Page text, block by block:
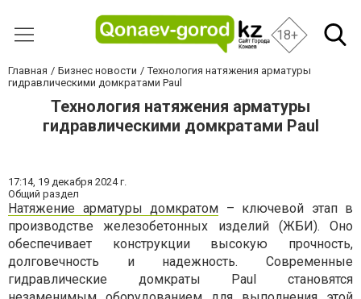
18+
Главная Бизнес новости
Технология натяжения арматуры
гидравлическими домкратами Paul
Технология натяжения арматуры
гидравлическими домкратами Paul
17:14, 19 декабря 2024 г.
Общий раздел
Натяжение арматуры домкратом – ключевой этап в
производстве железобетонных изделий (ЖБИ). Оно
обеспечивает конструкции высокую прочность,
долговечность и надежность. Современные
гидравлические домкраты Paul становятся